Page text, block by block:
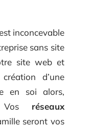
inconcevable
sans site
site web et
d’une
en soi alors,
Vos réseaux
seront vos